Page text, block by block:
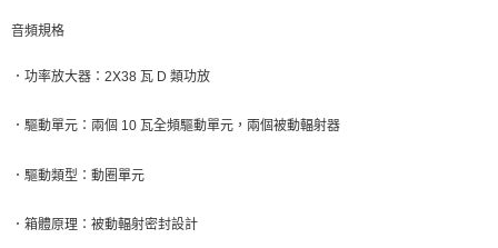
音頻規格
． 功率放大器： 2X38 瓦 D 類功放
． 驅動單元：兩個 10 瓦全頻驅動單元，兩個被動輻射器
． 驅動類型：動圈單元
． 箱體原理：被動輻射密封設計